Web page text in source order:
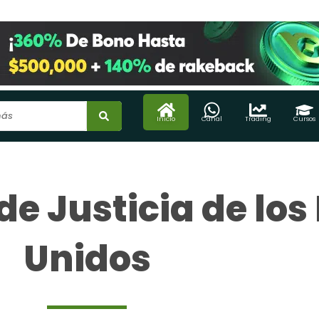
Inicio Canal Trading Cursos
Justicia de los
Unidos